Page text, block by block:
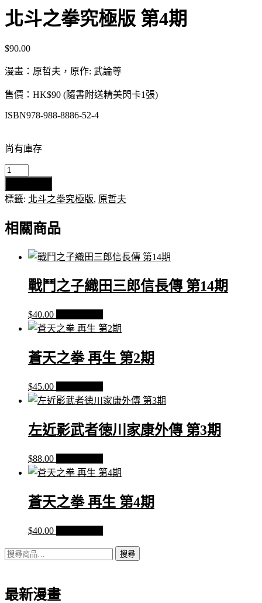
北斗之拳究極版 第4期
$90.00
漫畫：原哲夫，原作: 武論尊
售價：HK$90 (隨書附送精美閃卡1張)
ISBN978-988-8886-52-4
尚有庫存
北
之
究
標籤: 北斗之拳究極版, 原哲夫
相關商品
戰鬥之子織田三郎信長傳 第14期
$40.00
蒼天之拳 再生 第2期
$45.00
左近影武者徳川家康外傳 第3期
$88.00
蒼天之拳 再生 第4期
$40.00
搜
鍵
搜尋
最新漫畫